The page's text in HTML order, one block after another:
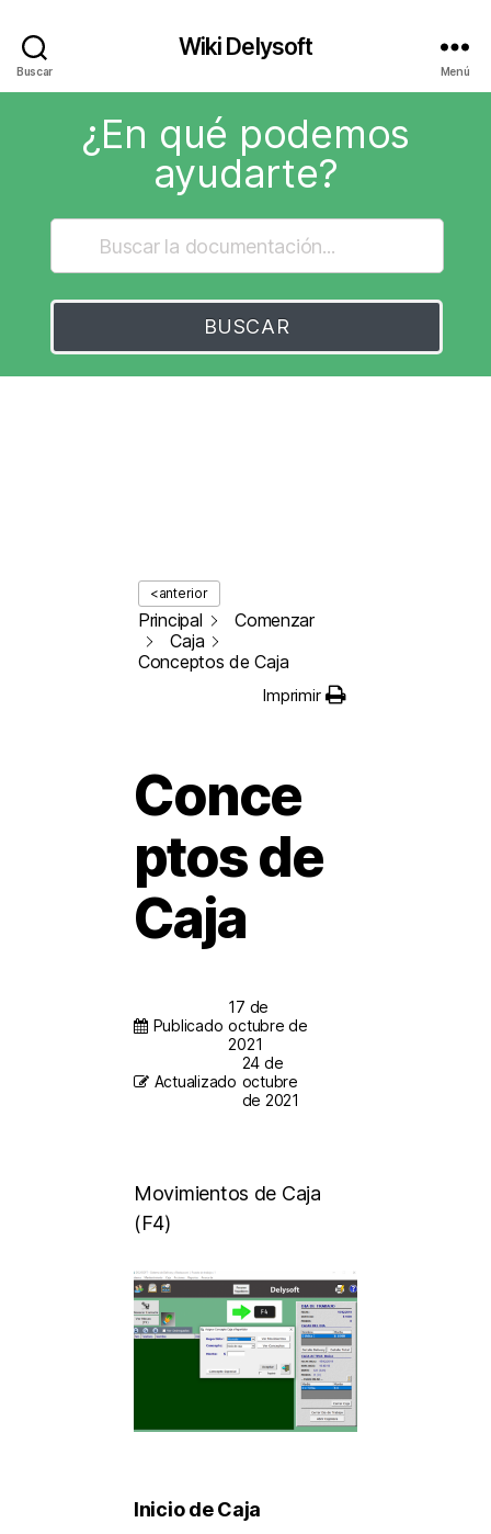
Buscar
Wiki Delysoft
Menú
¿En qué podemos
ayudarte?
BUSCAR
<anterior
Principal
Comenzar
Caja
Conceptos de Caja
Imprimir
Conce
ptos de
Caja
Publicado
17 de
octubre de
2021
Actualizado
24 de
octubre
de 2021
Movimientos de Caja
(F4)
Inicio de Caja